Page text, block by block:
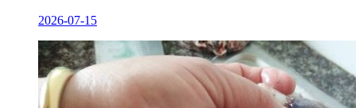
2026-07-15